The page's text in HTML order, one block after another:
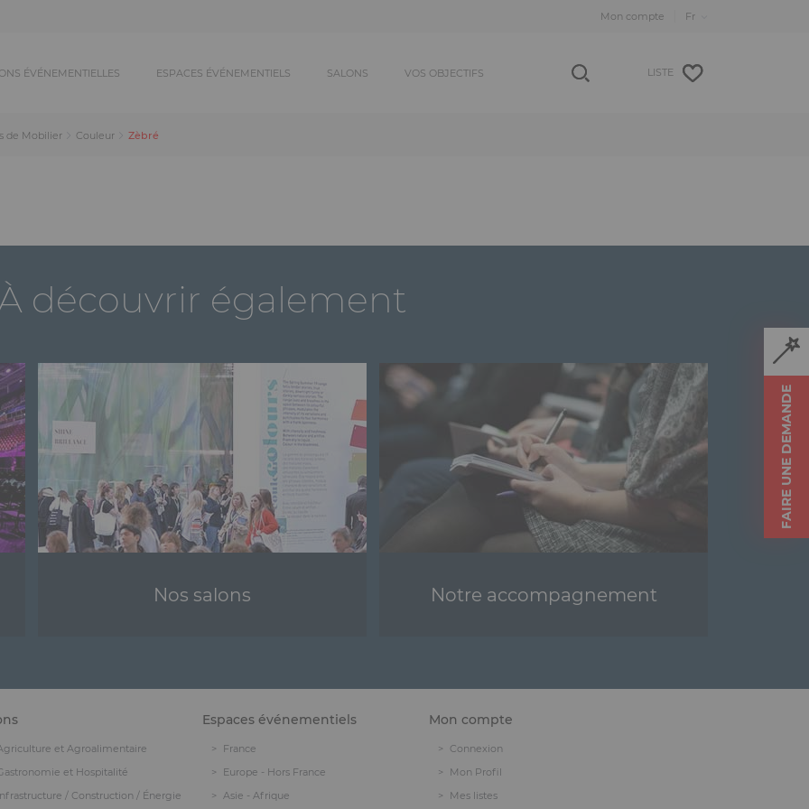
FAIRE UNE DEMANDE
Mon compte
ÉVÉNEMENTIELLES ESPACES ÉVÉNEMENTIELS SALONS VOS OBJECTIFS LISTE
de Mobilier Couleur Zèbré
découvrir également
Nos salons Notre accompagnement
et Agroalimentaire
et Hospitalité
/ Construction / Énergie
Espaces événementiels
France
Europe - Hors France
Asie - Afrique
Mon compte
Connexion
Mon Profil
Mes listes